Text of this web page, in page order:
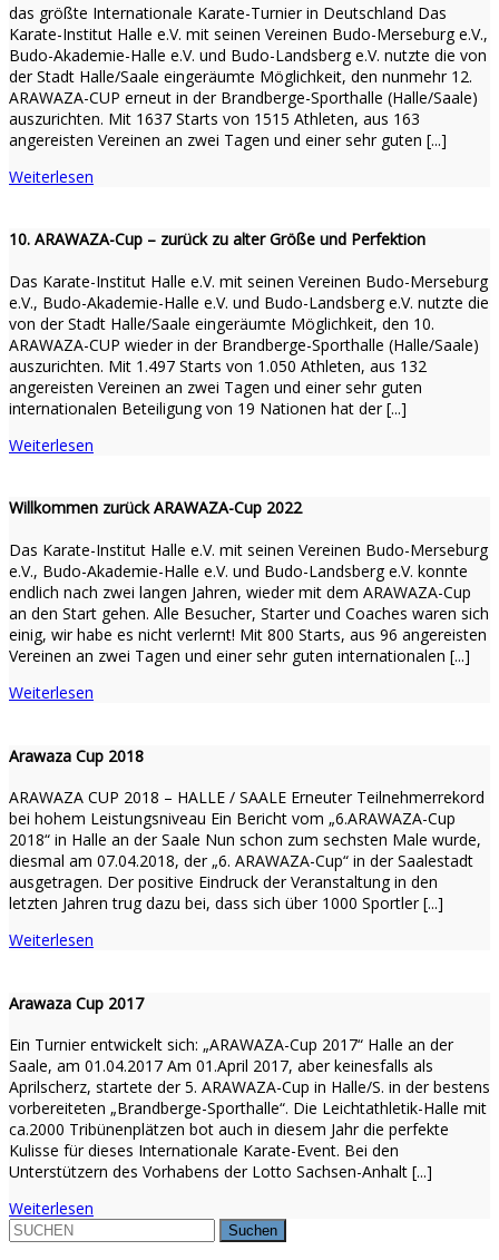
das größte Internationale Karate-Turnier in Deutschland Das
Karate-Institut Halle e.V. mit seinen Vereinen Budo-Merseburg e.V.,
Budo-Akademie-Halle e.V. und Budo-Landsberg e.V. nutzte die von
der Stadt Halle/Saale eingeräumte Möglichkeit, den nunmehr 12.
ARAWAZA-CUP erneut in der Brandberge-Sporthalle (Halle/Saale)
auszurichten. Mit 1637 Starts von 1515 Athleten, aus 163
angereisten Vereinen an zwei Tagen und einer sehr guten [...]
Weiterlesen
10. ARAWAZA-Cup – zurück zu alter Größe und Perfektion
Das Karate-Institut Halle e.V. mit seinen Vereinen Budo-Merseburg
e.V., Budo-Akademie-Halle e.V. und Budo-Landsberg e.V. nutzte die
von der Stadt Halle/Saale eingeräumte Möglichkeit, den 10.
ARAWAZA-CUP wieder in der Brandberge-Sporthalle (Halle/Saale)
auszurichten. Mit 1.497 Starts von 1.050 Athleten, aus 132
angereisten Vereinen an zwei Tagen und einer sehr guten
internationalen Beteiligung von 19 Nationen hat der [...]
Weiterlesen
Willkommen zurück ARAWAZA-Cup 2022
Das Karate-Institut Halle e.V. mit seinen Vereinen Budo-Merseburg
e.V., Budo-Akademie-Halle e.V. und Budo-Landsberg e.V. konnte
endlich nach zwei langen Jahren, wieder mit dem ARAWAZA-Cup
an den Start gehen. Alle Besucher, Starter und Coaches waren sich
einig, wir habe es nicht verlernt! Mit 800 Starts, aus 96 angereisten
Vereinen an zwei Tagen und einer sehr guten internationalen [...]
Weiterlesen
Arawaza Cup 2018
ARAWAZA CUP 2018 – HALLE / SAALE Erneuter Teilnehmerrekord
bei hohem Leistungsniveau Ein Bericht vom „6.ARAWAZA-Cup
2018“ in Halle an der Saale Nun schon zum sechsten Male wurde,
diesmal am 07.04.2018, der „6. ARAWAZA-Cup“ in der Saalestadt
ausgetragen. Der positive Eindruck der Veranstaltung in den
letzten Jahren trug dazu bei, dass sich über 1000 Sportler [...]
Weiterlesen
Arawaza Cup 2017
Ein Turnier entwickelt sich: „ARAWAZA-Cup 2017“ Halle an der
Saale, am 01.04.2017 Am 01.April 2017, aber keinesfalls als
Aprilscherz, startete der 5. ARAWAZA-Cup in Halle/S. in der bestens
vorbereiteten „Brandberge-Sporthalle“. Die Leichtathletik-Halle mit
ca.2000 Tribünenplätzen bot auch in diesem Jahr die perfekte
Kulisse für dieses Internationale Karate-Event. Bei den
Unterstützern des Vorhabens der Lotto Sachsen-Anhalt [...]
Weiterlesen
Suchen